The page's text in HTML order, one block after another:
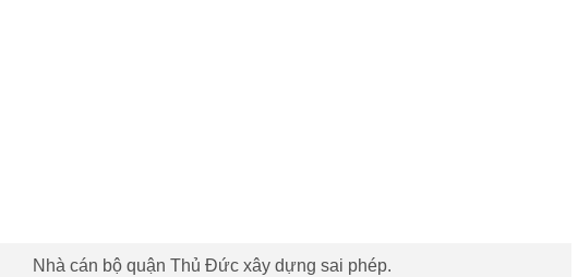
Nhà cán bộ quận Thủ Đức xây dựng sai phép.